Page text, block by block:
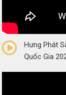
(0 Reviews)
Hưng Phát
Quốc Gia